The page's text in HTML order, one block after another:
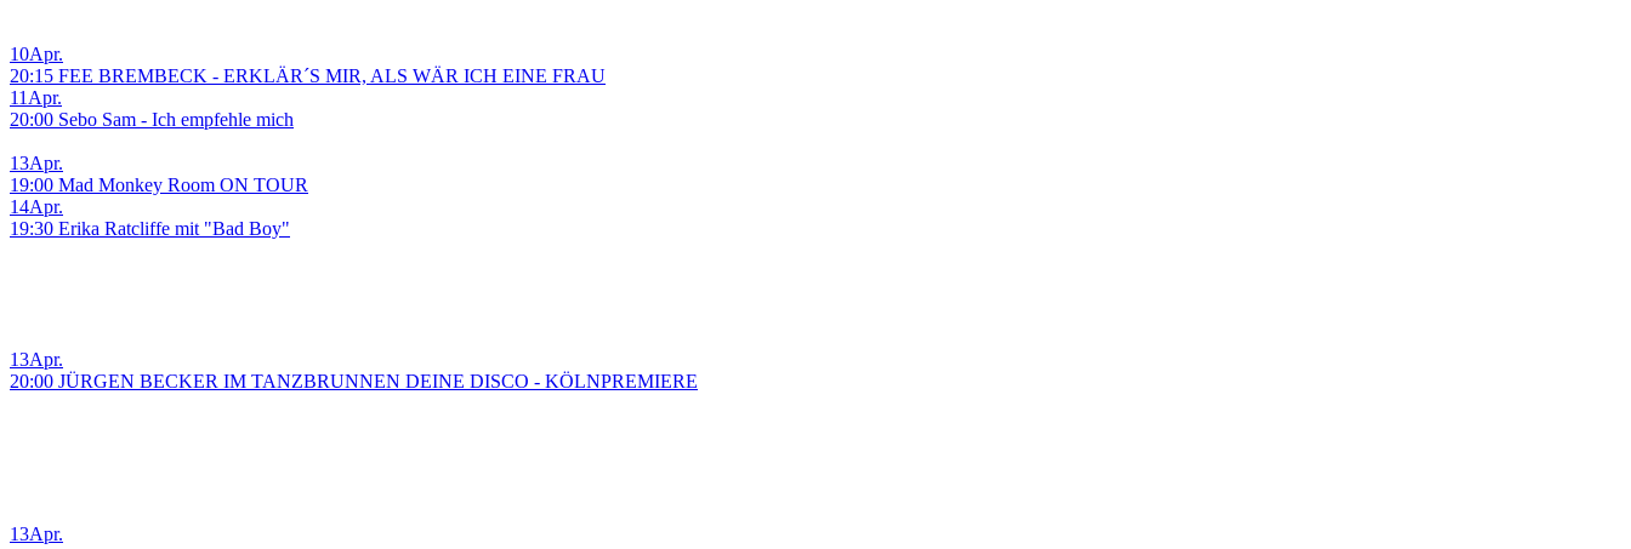
10Apr.
20:15 FEE BREMBECK - ERKLÄR´S MIR, ALS WÄR ICH EINE FRAU
11 Apr.
20:00 Sebo Sam - Ich empfehle mich
13Apr.
19:00 Mad Monkey Room ON TOUR
14Apr.
19:30 Erika Ratcliffe mit "Bad Boy"
13Apr.
20:00 JÜRGEN BECKER IM TANZBRUNNEN DEINE DISCO - KÖLNPREMIERE
13Apr.